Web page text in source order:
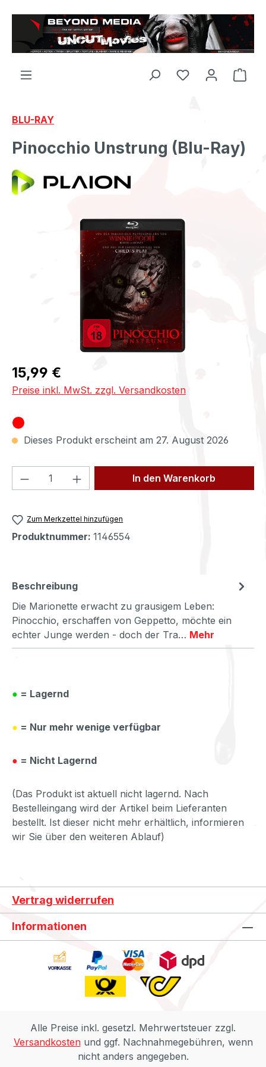
Zum Hauptinhalt springen
BLU-RAY
Pinocchio Unstrung (Blu-Ray)
Bildergalerie überspringen
Regulärer Preis:
15,99 €
Preise inkl. MwSt. zzgl. Versandkosten
Dieses Produkt erscheint am 27. August 2026
Produkt Anzahl: Gib denIn den Warenkorb
Zum Merkzettel hinzufügen
Produktnummer: 1146554
Beschreibung
Die Marionette erwacht zu grausigem Leben:
Pinocchio, erschaffen von Geppetto, möchte ein
echter Junge werden - doch der Tra… Mehr
● = Lagernd
● = Nur mehr wenige verfügbar
● = Nicht Lagernd
(Das Produkt ist aktuell nicht lagernd. Nach
Bestelleingang wird der Artikel beim Lieferanten
bestellt. Ist dieser nicht mehr erhältlich, informieren
wir Sie über den weiteren Ablauf)
Vertrag widerrufen
Informationen
Alle Preise inkl. gesetzl. Mehrwertsteuer zzgl.
Versandkostenund ggf. Nachnahmegebühren, wenn
nicht anders angegeben.